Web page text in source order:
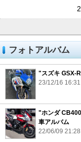
フォトアルバム
"スズキ GSX-
23/12/16
"ホンダ
車アルバム
22/06/09